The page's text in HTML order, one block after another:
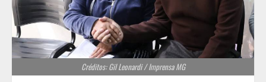
Créditos: Gil Leonardi / Imprensa MG